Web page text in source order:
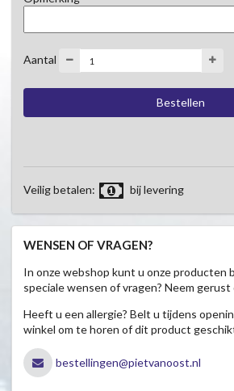
Aantal
Veilig betalen: bij levering
WENSEN OF VRAGEN?
In onze webshop kunt u onze producten
speciale wensen of vragen? Neem
Heeft u een allergie? Belt u tijdens
winkel om te horen of dit product
bestellingen@pietvanoost.nl